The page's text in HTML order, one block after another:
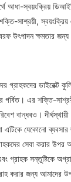
আধা-স্বয়ংক্রিয়
শক্তি-সাশ্রয়ী,
উৎপাদন ক্ষমতার জন্য
গ্রাহকদের ডাইরেক্ট
গর্বিত। এর শক্তি-
বান্ধবও।
এটিকে যেকোনো
সেবা করার উপর
গ্রাহক সন্তুষ্টিকে
করার জন্য আমাদের